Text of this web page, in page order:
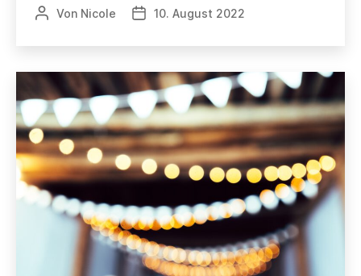
Beitragsautor
Von Nicole Veröffentlichungsdatum
10. August 2022